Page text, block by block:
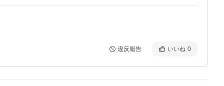
違反報告 いいね 0